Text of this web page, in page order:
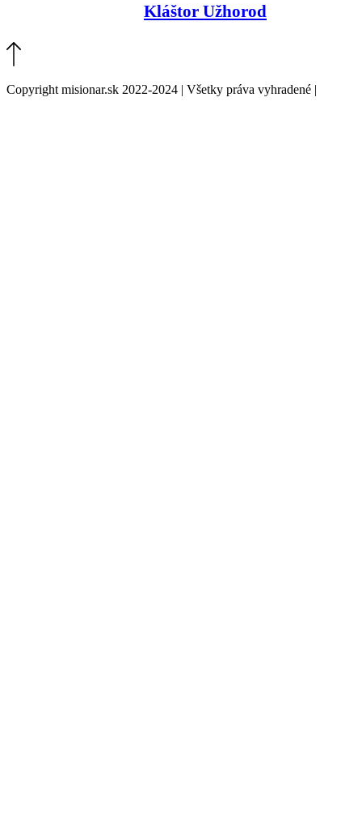
Kláštor Užhorod
Copyright misionar.sk 2022-2024 | Všetky práva vyhradené |